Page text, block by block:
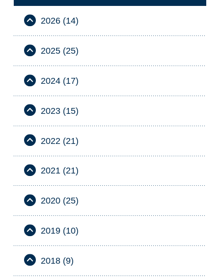
2026 (14)
2025 (25)
2024 (17)
2023 (15)
2022 (21)
2021 (21)
2020 (25)
2019 (10)
2018 (9)